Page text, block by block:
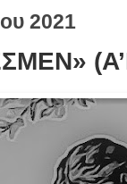
2021